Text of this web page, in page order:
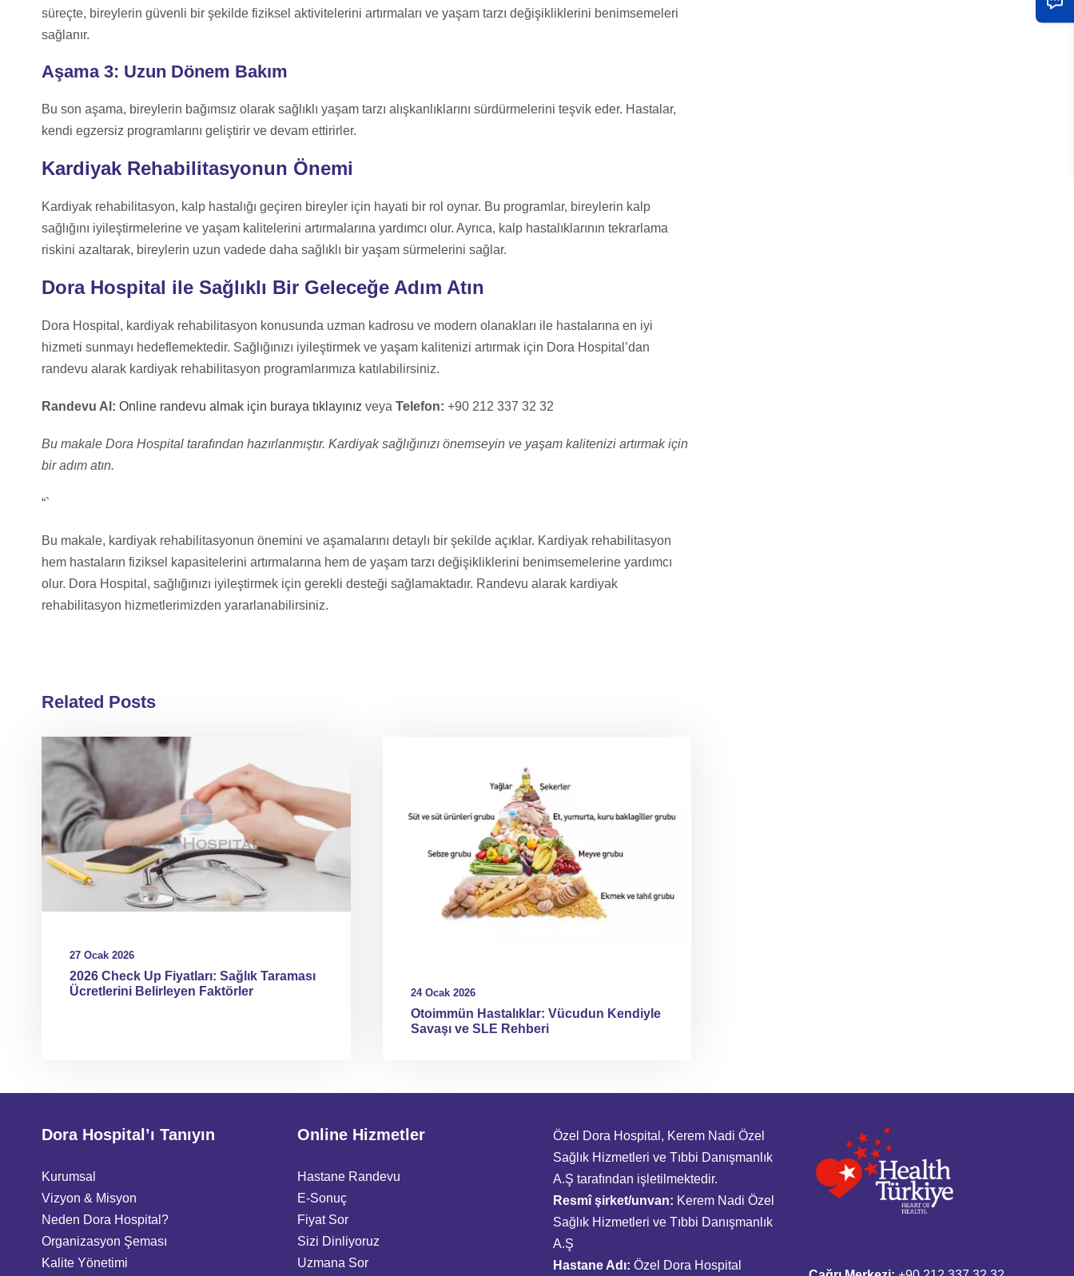
süreçte, bireylerin güvenli bir şekilde fiziksel aktivitelerini artırmaları ve yaşam tarzı değişikliklerini benimsemeleri
sağlanır.
Aşama 3: Uzun Dönem Bakım
Bu son aşama, bireylerin bağımsız olarak sağlıklı yaşam tarzı alışkanlıklarını sürdürmelerini teşvik eder. Hastalar,
kendi egzersiz programlarını geliştirir ve devam ettirirler.
Kardiyak Rehabilitasyonun Önemi
Kardiyak rehabilitasyon, kalp hastalığı geçiren bireyler için hayati bir rol oynar. Bu programlar, bireylerin kalp
sağlığını iyileştirmelerine ve yaşam kalitelerini artırmalarına yardımcı olur. Ayrıca, kalp hastalıklarının tekrarlama
riskini azaltarak, bireylerin uzun vadede daha sağlıklı bir yaşam sürmelerini sağlar.
Dora Hospital ile Sağlıklı Bir Geleceğe Adım Atın
Dora Hospital, kardiyak rehabilitasyon konusunda uzman kadrosu ve modern olanakları ile hastalarına en iyi
hizmeti sunmayı hedeflemektedir. Sağlığınızı iyileştirmek ve yaşam kalitenizi artırmak için Dora Hospital’dan
randevu alarak kardiyak rehabilitasyon programlarımıza katılabilirsiniz.
Randevu Al: Online randevu almak için buraya tıklayınız veya Telefon: +90 212 337 32 32
Bu makale Dora Hospital tarafından hazırlanmıştır. Kardiyak sağlığınızı önemseyin ve yaşam kalitenizi artırmak için
bir adım atın.
“`
Bu makale, kardiyak rehabilitasyonun önemini ve aşamalarını detaylı bir şekilde açıklar. Kardiyak rehabilitasyon
hem hastaların fiziksel kapasitelerini artırmalarına hem de yaşam tarzı değişikliklerini benimsemelerine yardımcı
olur. Dora Hospital, sağlığınızı iyileştirmek için gerekli desteği sağlamaktadır. Randevu alarak kardiyak
rehabilitasyon hizmetlerimizden yararlanabilirsiniz.
Related Posts
27 Ocak 2026
2026 Check Up Fiyatları: Sağlık Taraması
Ücretlerini Belirleyen Faktörler
24 Ocak 2026
Otoimmün Hastalıklar: Vücudun Kendiyle
Savaşı ve SLE Rehberi
Dora Hospital’ı Tanıyın
Kurumsal
Vizyon & Misyon
Neden Dora Hospital?
Organizasyon Şeması
Kalite Yönetimi
Online Hizmetler
Hastane Randevu
E-Sonuç
Fiyat Sor
Sizi Dinliyoruz
Uzmana Sor
Özel Dora Hospital, Kerem Nadi Özel
Sağlık Hizmetleri ve Tıbbi Danışmanlık
A.Ş tarafından işletilmektedir.
Resmî şirket/unvan: Kerem Nadi Özel
Sağlık Hizmetleri ve Tıbbi Danışmanlık
A.Ş
Hastane Adı: Özel Dora Hospital